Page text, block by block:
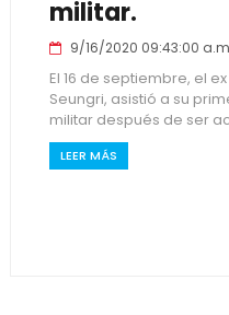
militar.
9/16/2020 09:43:00
El 16 de septiembre, el
Seungri, asistió a su
militar después de ser
LEER MÁS